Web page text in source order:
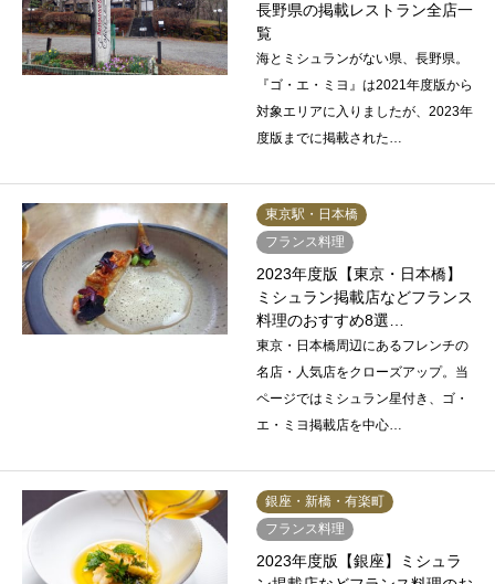
長野県の掲載レストラン全店一
覧
海とミシュランがない県、長野県。
『ゴ・エ・ミヨ』は2021年度版から
対象エリアに入りましたが、2023年
度版までに掲載された…
東京駅・日本橋
フランス料理
2023年度版【東京・日本橋】
ミシュラン掲載店などフランス
料理のおすすめ8選…
東京・日本橋周辺にあるフレンチの
名店・人気店をクローズアップ。当
ページではミシュラン星付き、ゴ・
エ・ミヨ掲載店を中心…
銀座・新橋・有楽町
フランス料理
2023年度版【銀座】ミシュラ